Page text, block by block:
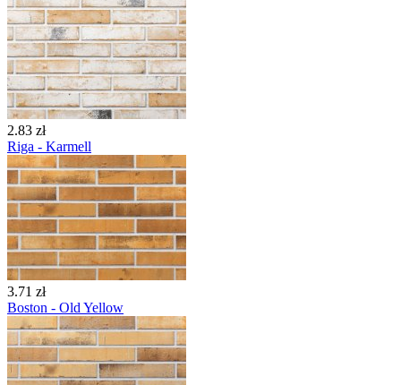
2.83 zł
Riga - Karmell
3.71 zł
Boston - Old Yellow